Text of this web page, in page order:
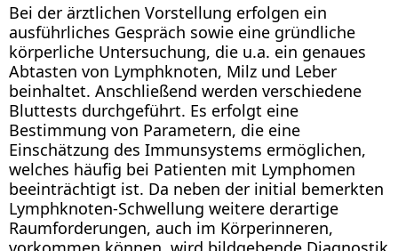
Bei der ärztlichen Vorstellung erfolgen ein
ausführliches Gespräch sowie eine gründliche
körperliche Untersuchung, die u.a. ein genaues
Abtasten von Lymphknoten, Milz und Leber
beinhaltet. Anschließend werden verschiedene
Bluttests durchgeführt. Es erfolgt eine
Bestimmung von Parametern, die eine
Einschätzung des Immunsystems ermöglichen,
welches häufig bei Patienten mit Lymphomen
beeinträchtigt ist. Da neben der initial bemerkten
Lymphknoten-Schwellung weitere derartige
Raumforderungen, auch im Körperinneren,